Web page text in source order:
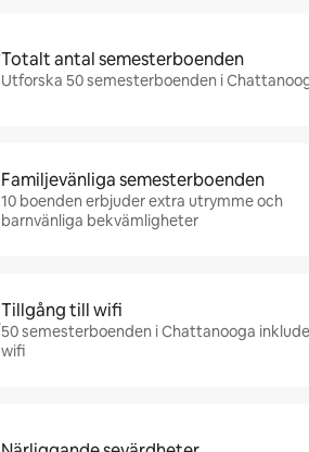
Totalt antal semesterboenden
Utforska 50 semesterboenden i
Familjevänliga semesterboenden
10 boenden erbjuder extra utrymme och
barnvänliga bekvämligheter
Tillgång till wifi
50 semesterboenden i Chattanooga
wifi